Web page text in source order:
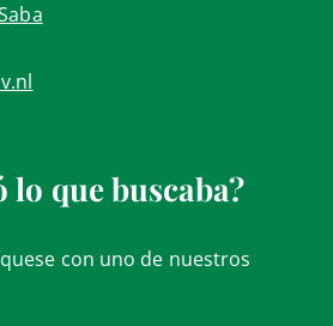
lo que buscaba?
con uno de nuestros